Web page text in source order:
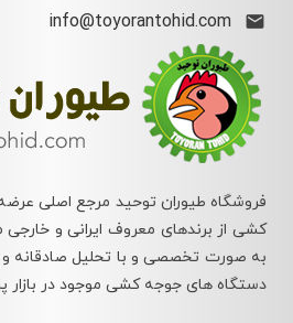
info@toyorantohid.com
فروشگاه طیوران توحید مرجع اصلی
کشی از برندهای معروف ایرانی و
به صورت تخصصی و با تحلیل صادقانه
دستگاه های جوجه کشی موجود در بازار